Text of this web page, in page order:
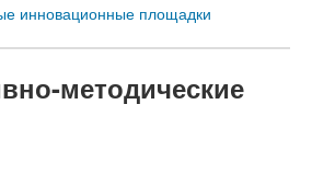
инновационные площадки
методические